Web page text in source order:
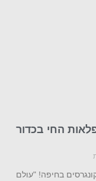
החי בכדור
בחיפה! "עולם